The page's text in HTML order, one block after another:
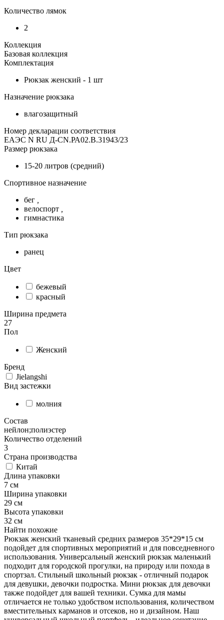
Количество лямок
2
Коллекция
Базовая коллекция
Комплектация
Рюкзак женский - 1 шт
Назначение рюкзака
влагозащитный
Номер декларации соответствия
ЕАЭС N RU Д-CN.РА02.В.31943/23
Размер рюкзака
15-20 литров (средний)
Спортивное назначение
бег
велоспорт
гимнастика
Тип рюкзака
ранец
Цвет
бежевый
красный
Ширина предмета
27
Пол
Женский
Бренд
Jielangshi
Вид застежки
молния
Состав
нейлон;полиэстер
Количество отделений
3
Страна производства
Китай
Длина упаковки
7 см
Ширина упаковки
29 см
Высота упаковки
32 см
Найти похожие
Рюкзак женский тканевый средних размеров 35*29*15 см
подойдет для спортивных мероприятий и для повседневного
использования. Универсальный женский рюкзак маленький
подходит для городской прогулки, на природу или похода в
спортзал. Стильный школьный рюкзак - отличный подарок
для девушки, девочки подростка. Мини рюкзак для девочки
также подойдет для вашей техники. Сумка для мамы
отличается не только удобством использования, количеством
вместительных карманов и отсеков, но и дизайном. Наш